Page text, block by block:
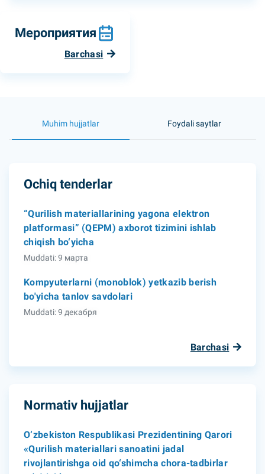
Мероприятия
Barchasi
Muhim hujjatlar Foydali saytlar
Ochiq tenderlar
“Qurilish materiallarining yagona elektron
platformasi” (QEPM) axborot tizimini ishlab
chiqish bo‘yicha
Muddati: 9 марта
Kompyuterlarni (monoblok) yetkazib berish
bo'yicha tanlov savdolari
Muddati: 9 декабря
Barchasi
Normativ hujjatlar
O‘zbekiston Respublikasi Prezidentining Qarori
«Qurilish materiallari sanoatini jadal
rivojlantirishga oid qo‘shimcha chora-tadbirlar